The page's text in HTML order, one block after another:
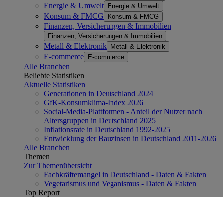
Energie & Umwelt Energie & Umwelt
Konsum & FMCG Konsum & FMCG
Finanzen, Versicherungen & Immobilien
Finanzen, Versicherungen & Immobilien
Metall & Elektronik Metall & Elektronik
E-commerce E-commerce
Alle Branchen
Beliebte Statistiken
Aktuelle Statistiken
Generationen in Deutschland 2024
GfK-Konsumklima-Index 2026
Social-Media-Plattformen - Anteil der Nutzer nach
Altersgruppen in Deutschland 2025
Inflationsrate in Deutschland 1992-2025
Entwicklung der Bauzinsen in Deutschland 2011-2026
Alle Branchen
Themen
Zur Themenübersicht
Fachkräftemangel in Deutschland - Daten & Fakten
Vegetarismus und Veganismus - Daten & Fakten
Top Report